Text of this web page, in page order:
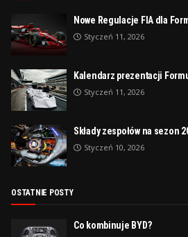
Nowe Regulacje FIA dla
Styczeń 11, 2026
Kalendarz prezentacji
Styczeń 11, 2026
Składy zespołów na sezon
Styczeń 10, 2026
OSTATNIE POSTY
Co kombinuje BYD?